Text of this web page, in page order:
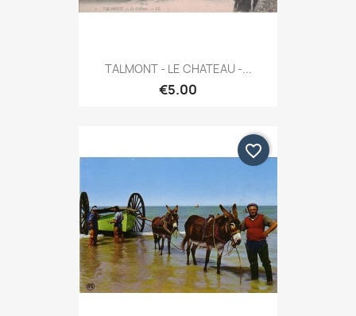
TALMONT - LE CHATEAU -...
€5.00
favorite_border